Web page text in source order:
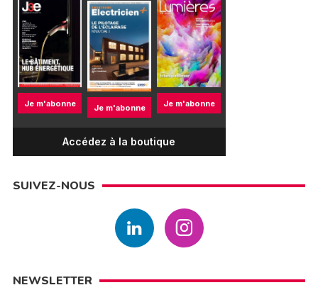
Je m'abonne Je m'abonne Je m'abonne
Accédez à la boutique
SUIVEZ-NOUS
NEWSLETTER